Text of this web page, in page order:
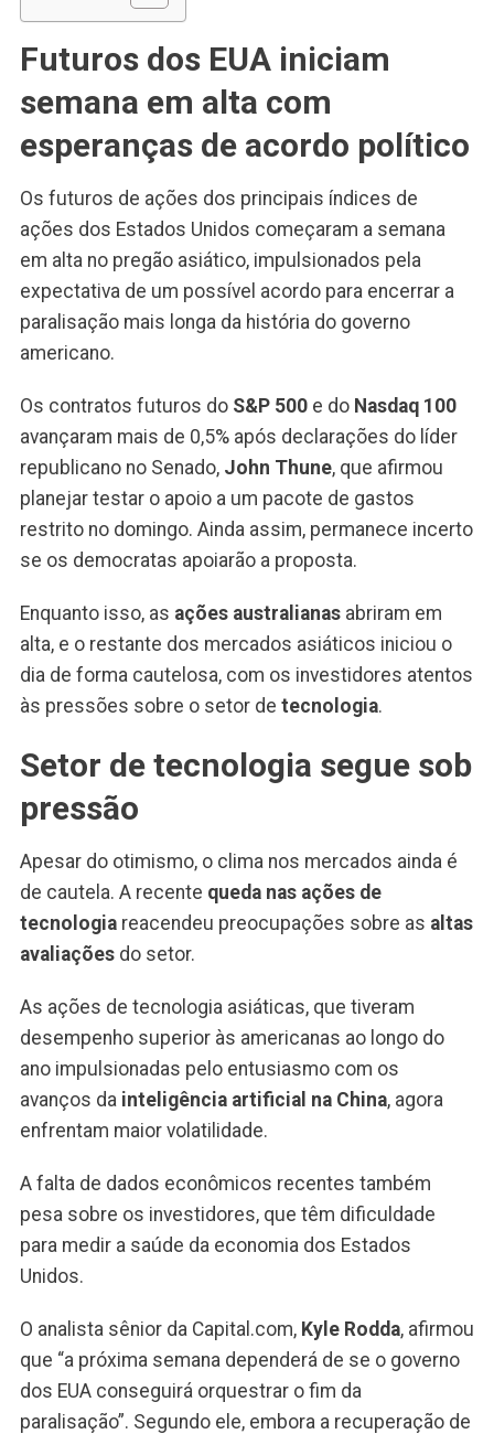
Futuros dos EUA iniciam
semana em alta com
esperanças de acordo político
Os futuros de ações dos principais índices de
ações dos Estados Unidos começaram a semana
em alta no pregão asiático, impulsionados pela
expectativa de um possível acordo para encerrar a
paralisação mais longa da história do governo
americano.
Os contratos futuros do S&P 500e do Nasdaq 100
avançaram mais de 0,5% após declarações do líder
republicano no Senado, John Thune, que afirmou
planejar testar o apoio a um pacote de gastos
restrito no domingo. Ainda assim, permanece incerto
se os democratas apoiarão a proposta.
Enquanto isso, as ações australianasabriram em
alta, e o restante dos mercados asiáticos iniciou o
dia de forma cautelosa, com os investidores atentos
às pressões sobre o setor de tecnologia.
Setor de tecnologia segue sob
pressão
Apesar do otimismo, o clima nos mercados ainda é
de cautela. A recente queda nas ações de
tecnologiareacendeu preocupações sobre as altas
avaliaçõesdo setor.
As ações de tecnologia asiáticas, que tiveram
desempenho superior às americanas ao longo do
ano impulsionadas pelo entusiasmo com os
avanços da inteligência artificial na China, agora
enfrentam maior volatilidade.
A falta de dados econômicos recentes também
pesa sobre os investidores, que têm dificuldade
para medir a saúde da economia dos Estados
Unidos.
O analista sênior da Capital.com, Kyle Rodda, afirmou
que “a próxima semana dependerá de se o governo
dos EUA conseguirá orquestrar o fim da
paralisação”. Segundo ele, embora a recuperação de